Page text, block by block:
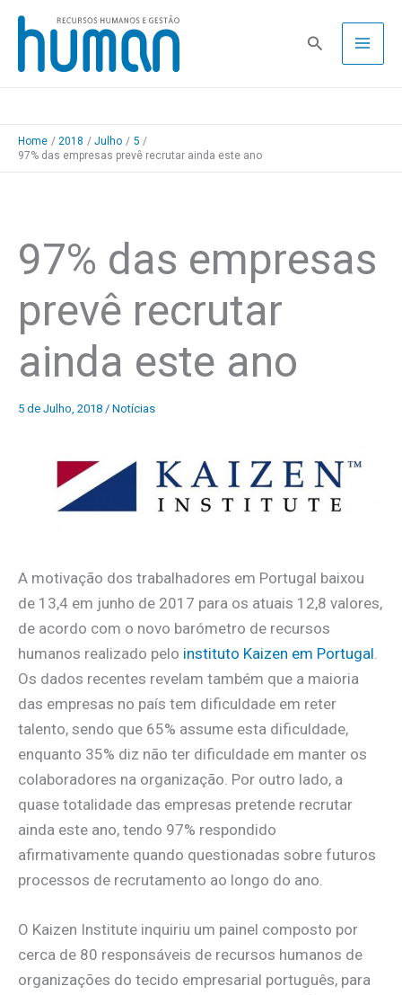
Skip
content
Pesquisa
Home 2018 Julho
5
97% das empresas prevê recrutar ainda este ano
97% das empresas
prevê recrutar
ainda este ano
5 de Julho, 2018 / Notícias
A motivação dos trabalhadores em Portugal baixou
de 13,4 em junho de 2017 para os atuais 12,8 valores,
de acordo com o novo barómetro de recursos
humanos realizado pelo instituto Kaizen em Portugal
Os dados recentes revelam também que a maioria
das empresas no país tem dificuldade em reter
talento, sendo que 65% assume esta dificuldade,
enquanto 35% diz não ter dificuldade em manter os
colaboradores na organização. Por outro lado, a
quase totalidade das empresas pretende recrutar
ainda este ano, tendo 97% respondido
afirmativamente quando questionadas sobre futuros
processos de recrutamento ao longo do ano.
O Kaizen Institute inquiriu um painel composto por
cerca de 80 responsáveis de recursos humanos de
organizações do tecido empresarial português, para